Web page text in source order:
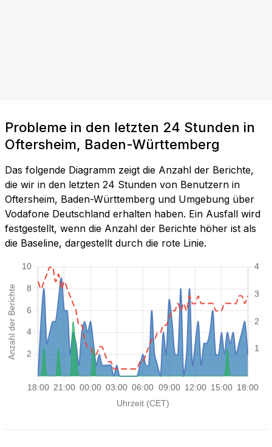
Probleme in den letzten 24 Stunden in
Oftersheim, Baden-Württemberg
Das folgende Diagramm zeigt die Anzahl der Berichte,
die wir in den letzten 24 Stunden von Benutzern in
Oftersheim, Baden-Württemberg und Umgebung über
Vodafone Deutschland erhalten haben. Ein Ausfall wird
festgestellt, wenn die Anzahl der Berichte höher ist als
die Baseline, dargestellt durch die rote Linie.